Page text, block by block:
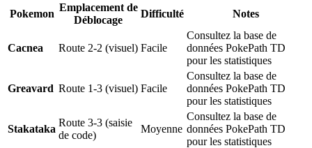
Pokemon
Emplacement de
Déblocage
Difficulté Notes
Cacnea Route 2-2 (visuel) Facile
Consultez la base de
données PokePath TD
pour les statistiques
Greavard Route 1-3 (visuel) Facile
Consultez la base de
données PokePath TD
pour les statistiques
Stakataka
Route 3-3 (saisie
de code)
Moyenne
Consultez la base de
données PokePath TD
pour les statistiques